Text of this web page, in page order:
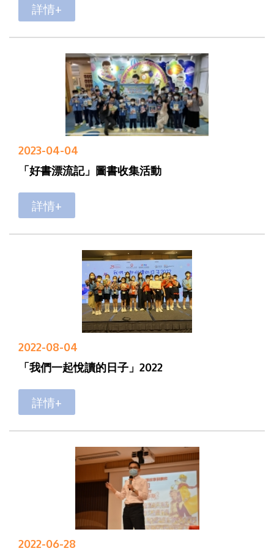
詳情+
2023-04-04
「好書漂流記」圖書收集活動
詳情+
2022-08-04
「我們一起悅讀的日子」2022
詳情+
2022-06-28